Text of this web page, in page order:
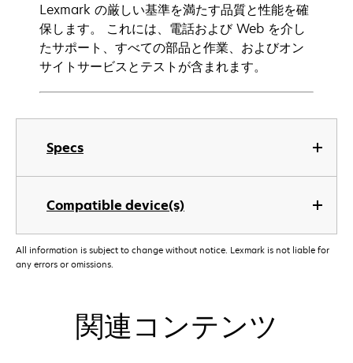
Specs
Compatible device(s)
Lexmark の厳しい基準を満たす品質と性能を確
保します。 これには、電話および Web を介し
たサポート、すべての部品と作業、およびオン
サイトサービスとテストが含まれます。
All information is subject to change without notice. Lexmark is not liable for
any errors or omissions.
関連コンテンツ